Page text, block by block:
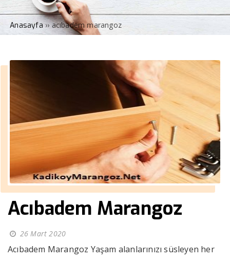
Anasayfa ››acıbadem marangoz
Acıbadem Marangoz
26 Mart 2020
Acıbadem Marangoz Yaşam alanlarınızı süsleyen her